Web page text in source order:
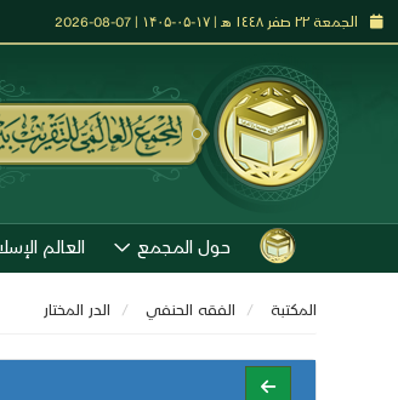
الجمعة ٢٢ صفر ١٤٤٨ هـ | ۱۷-۰۵-۱۴۰۵ | 07-08-2026
حول المجمع العالم
المكتبة الفقه الحنفي الدر المختار